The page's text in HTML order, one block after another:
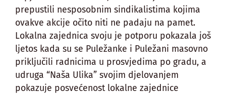
prepustili nesposobnim sindikalistima kojima
ovakve akcije očito niti ne padaju na pamet.
Lokalna zajednica svoju je potporu pokazala još
ljetos kada su se Puležanke i Puležani masovno
priključili radnicima u prosvjedima po gradu, a
udruga “Naša Ulika” svojim djelovanjem
pokazuje posvećenost lokalne zajednice